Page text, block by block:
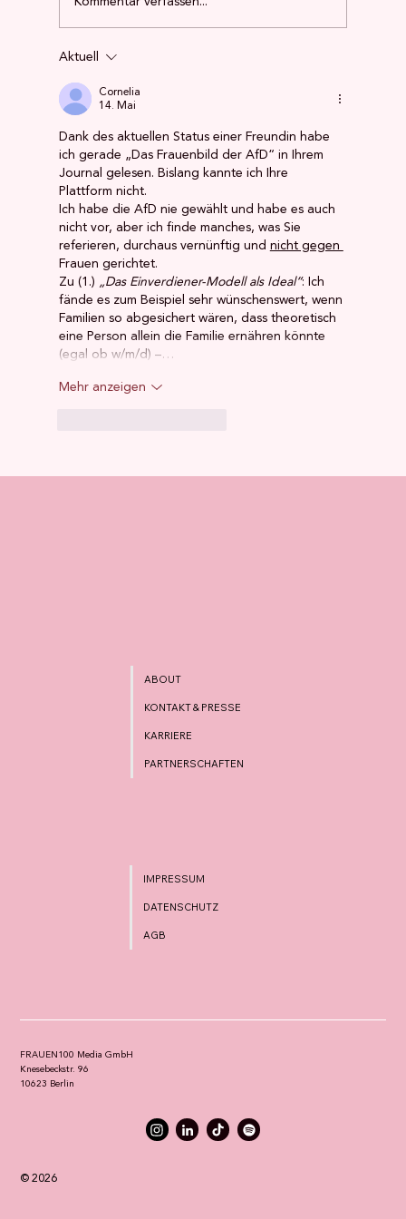
Ostdeutschlands kämpft ums Überleben
Aktuell
Cornelia
14. Mai
Dank des aktuellen Status einer Freundin habe
ich gerade „Das Frauenbild der AfD“ in Ihrem
Journal gelesen. Bislang kannte ich Ihre
Plattform nicht.
Ich habe die AfD nie gewählt und habe es auch
nicht vor, aber ich finde manches, was Sie
referieren, durchaus vernünftig und nicht gegen
Frauen gerichtet.
Zu (1.) „Das Einverdiener-Modell als Ideal“: Ich
fände es zum Beispiel sehr wünschenswert, wenn
Familien so abgesichert wären, dass theoretisch
eine Person allein die Familie ernähren könnte
(egal ob w/m/d) –…
Mehr anzeigen
FRAUEN100 Media GmbH
Knesebeckstr. 96
10623 Berlin
© 2026
ABOUT
KONTAKT & PRESSE
KARRIERE
PARTNERSCHAFTEN
IMPRESSUM
DATENSCHUTZ
AGB